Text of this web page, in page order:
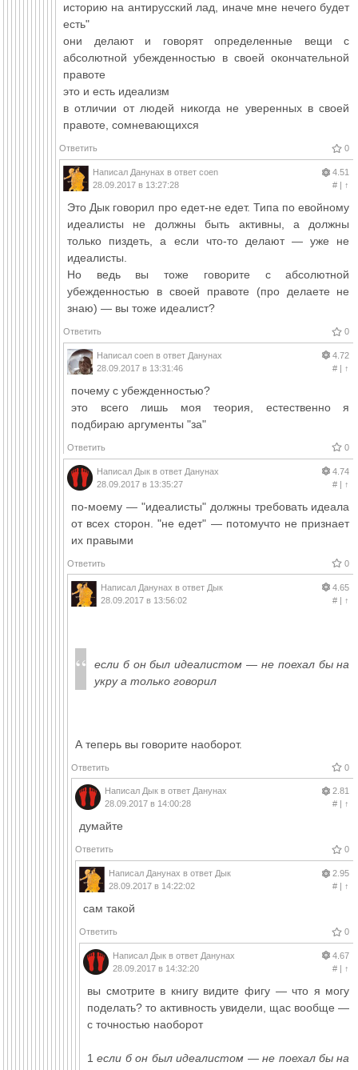
историю на антирусский лад, иначе мне нечего будет
есть"
они делают и говорят определенные вещи с
абсолютной убежденностью в своей окончательной
правоте
это и есть идеализм
в отличии от людей никогда не уверенных в своей
правоте, сомневающихся
Ответить 0
Написал Данунах в ответ coen
28.09.2017 в 13:27:28
4.51
#| ↑
Это Дык говорил про едет-не едет. Типа по евойному
идеалисты не должны быть активны, а должны
только пиздеть, а если что-то делают — уже не
идеалисты.
Но ведь вы тоже говорите с абсолютной
убежденностью в своей правоте (про делаете не
знаю) — вы тоже идеалист?
Ответить 0
Написал coen в ответ Данунах
28.09.2017 в 13:31:46
4.72
#| ↑
почему с убежденностью?
это всего лишь моя теория, естественно я
подбираю аргументы "за"
Ответить 0
Написал Дык в ответ Данунах
28.09.2017 в 13:35:27
4.74
#| ↑
по-моему — "идеалисты" должны требовать идеала
от всех сторон. "не едет" — потомучто не признает
их правыми
Ответить 0
Написал Данунах в ответ Дык
28.09.2017 в 13:56:02
4.65
#| ↑
если б он был идеалистом — не поехал бы на
укру а только говорил
А теперь вы говорите наоборот.
Ответить 0
Написал Дык в ответ Данунах
28.09.2017 в 14:00:28
2.81
#| ↑
думайте
Ответить 0
Написал Данунах в ответ Дык
28.09.2017 в 14:22:02
2.95
#| ↑
сам такой
Ответить 0
Написал Дык в ответ Данунах
28.09.2017 в 14:32:20
4.67
#| ↑
вы смотрите в книгу видите фигу — что я могу
поделать? то активность увидели, щас вообще —
с точностью наоборот
1если б он был идеалистом — не поехал бы на